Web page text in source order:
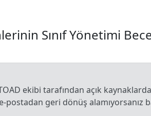
Sınıf Yönetimi
ekibi tarafından açık
postadan geri dönüş